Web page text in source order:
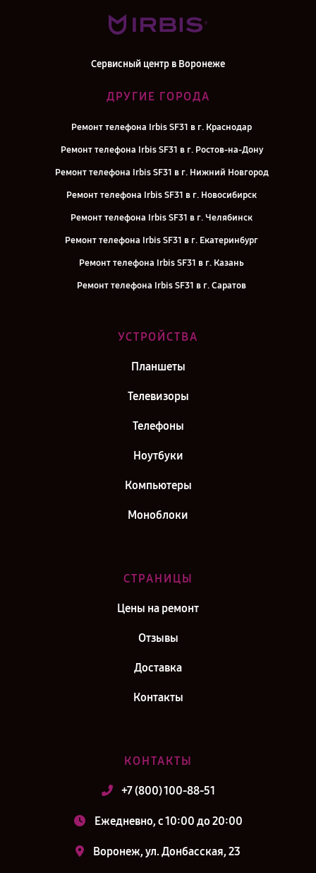
Сервисный центр в Воронеже
ДРУГИЕ ГОРОДА
Ремонт телефона Irbis SF31 в г. Краснодар
Ремонт телефона Irbis SF31 в г. Ростов-на-Дону
Ремонт телефона Irbis SF31 в г. Нижний Новгород
Ремонт телефона Irbis SF31 в г. Новосибирск
Ремонт телефона Irbis SF31 в г. Челябинск
Ремонт телефона Irbis SF31 в г. Екатеринбург
Ремонт телефона Irbis SF31 в г. Казань
Ремонт телефона Irbis SF31 в г. Саратов
Ремонт телефона Irbis SF31 в г. Киров
УСТРОЙСТВА
Планшеты
Телевизоры
Телефоны
Ноутбуки
Компьютеры
Моноблоки
СТРАНИЦЫ
Цены на ремонт
Отзывы
Доставка
Контакты
КОНТАКТЫ
+7 (800) 100-88-51
Ежедневно, с 10:00 до 20:00
Воронеж, ул. Донбасская, 23